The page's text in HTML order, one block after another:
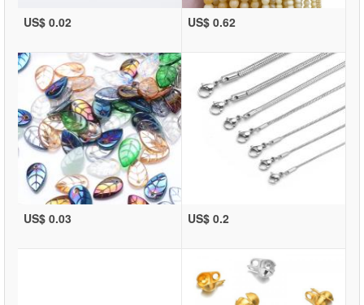
US$ 0.02 US$ 0.62
US$ 0.03 US$ 0.2